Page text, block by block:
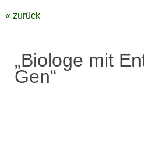
« zurück
„Biologe mit
Gen“